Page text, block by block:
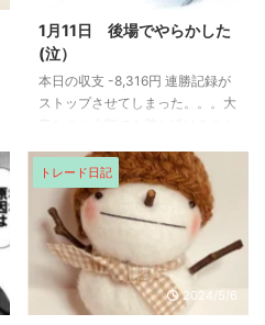
1月11日 後場でやらかした
(泣）
本日の収支 -8,316円 連勝記録が
ストップさせてしまった。。。大
す。朝は、入るタイミングがな
く、寄り後少し見つめて、エフコ
ードと川本でスキャルピングで
+8000で前場終了 後場は、色々
と細かく拾っていましたが、ステ
ラファーマで空売り。これが全て
の間違いでした。 上げていたの
トレード日記
2024/5/6